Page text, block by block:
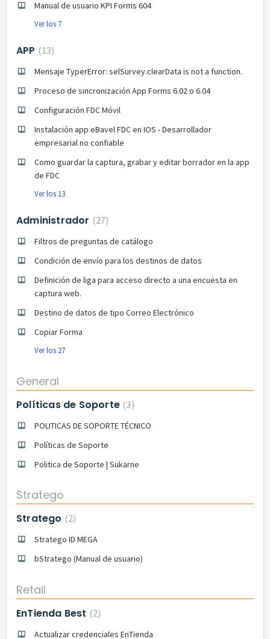
Manual de usuario KPI Forms 604
Ver los 7
APP 13
Mensaje TyperError: selSurvey.clearData is not a function.
Proceso de sincronización App Forms 6.02 o 6.04
Configuración FDC Móvil
Instalación app eBavel FDC en IOS - Desarrollador
empresarial no confiable
Como guardar la captura, grabar y editar borrador en la app
de FDC
Ver los 13
Administrador 27
Filtros de preguntas de catálogo
Condición de envío para los destinos de datos
Definición de liga para acceso directo a una encuesta en
captura web.
Destino de datos de tipo Correo Electrónico
Copiar Forma
Ver los 27
General
Políticas de Soporte 3
POLITICAS DE SOPORTE TÉCNICO
Políticas de Soporte
Politica de Soporte | Sukarne
Stratego
Stratego 2
Stratego ID MEGA
bStratego (Manual de usuario)
Retail
EnTienda Best 2
Actualizar credenciales EnTienda